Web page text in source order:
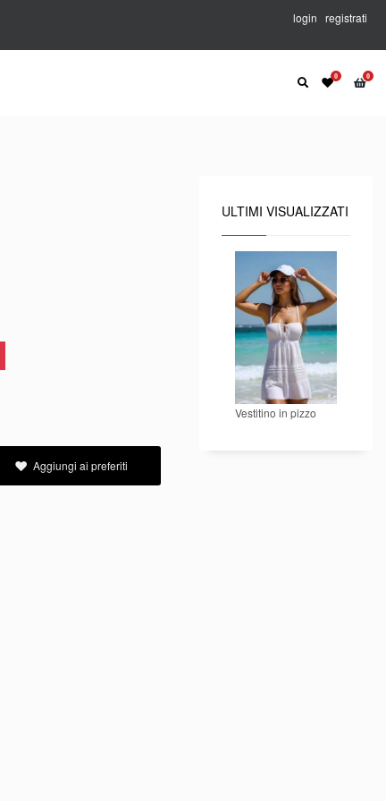
login registrati
Aggiungi ai preferiti
ULTIMI VISUALIZZATI
Vestitino in pizzo